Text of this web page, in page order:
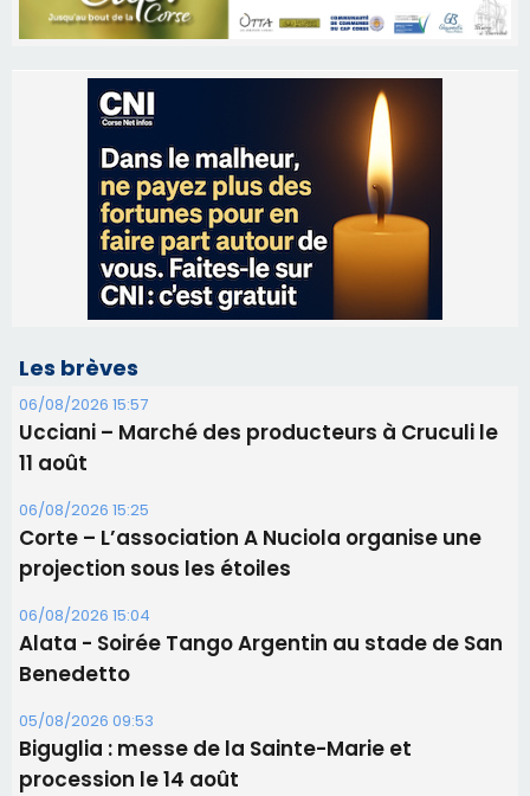
Les brèves
06/08/2026 15:57
Ucciani – Marché des producteurs à Cruculi le
11 août
06/08/2026 15:25
Corte – L’association A Nuciola organise une
projection sous les étoiles
06/08/2026 15:04
Alata - Soirée Tango Argentin au stade de San
Benedetto
05/08/2026 09:53
Biguglia : messe de la Sainte-Marie et
procession le 14 août